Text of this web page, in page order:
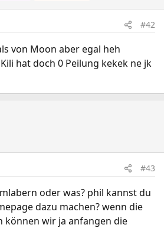
#42
von Moon aber egal heh
hat doch 0 Peilung kekek ne jk
#43
oder was? phil kannst du
dazu machen? wenn die
können wir ja anfangen die